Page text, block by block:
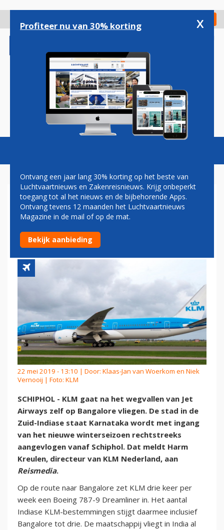
gaan
Check in
Magazine Podcasts Vacatures
KLM VLIEGT NA WEGVALLEN
JET AIRWAYS ZELF OP
BANGALORE
22 mei 2019 - 13:10 | Door: Klaas-Jan van Woerkom en Niek
Vernooij | Foto: KLM
SCHIPHOL - KLM gaat na het wegvallen van Jet
Airways zelf op Bangalore vliegen. De stad in de
Zuid-Indiase staat Karnataka wordt met ingang
van het nieuwe winterseizoen rechtstreeks
aangevlogen vanaf Schiphol. Dat meldt Harm
Kreulen, directeur van KLM Nederland, aan
Reismedia.
Op de route naar Bangalore zet KLM drie keer per
week een Boeing 787-9 Dreamliner in. Het aantal
Indiase KLM-bestemmingen stijgt daarmee inclusief
Bangalore tot drie. De maatschappij vliegt in India al
Profiteer nu van 30% korting x
Ontvang een jaar lang 30% korting op het beste van
Luchtvaartnieuws en Zakenreisnieuws. Krijg onbeperkt
toegang tot al het nieuws en de bijbehorende Apps.
Ontvang tevens 12 maanden het Luchtvaartnieuws
Magazine in de mail of op de mat.
Bekijk aanbieding